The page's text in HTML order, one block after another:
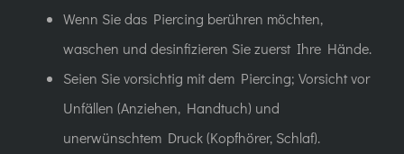
Wenn Sie das Piercing berühren möchten,
waschen und desinfizieren Sie zuerst Ihre Hände.
Seien Sie vorsichtig mit dem Piercing; Vorsicht vor
Unfällen (Anziehen, Handtuch) und
unerwünschtem Druck (Kopfhörer, Schlaf).